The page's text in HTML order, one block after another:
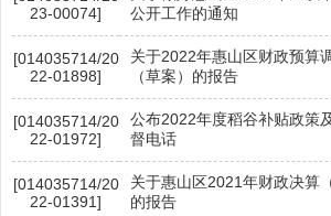
23-00074]
公开工作的通知
[014035714/20
22-01898]
关于2022年惠山区财政预算
（草案）的报告
[014035714/20
22-01972]
公布2022年度稻谷补贴政策
督电话
[014035714/20
22-01391]
关于惠山区2021年财政决算
的报告